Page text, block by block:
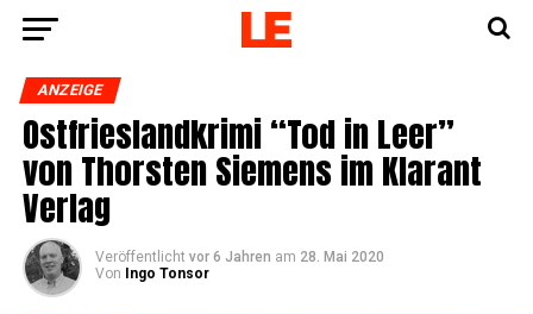
ANZEIGE
Ost­fries­land­kri­mi “Tod in Leer”
von Thors­ten Sie­mens im Klar­ant
Verlag
Veröffentlicht vor 6 Jahren am 28. Mai 2020
Von
Ingo Tonsor